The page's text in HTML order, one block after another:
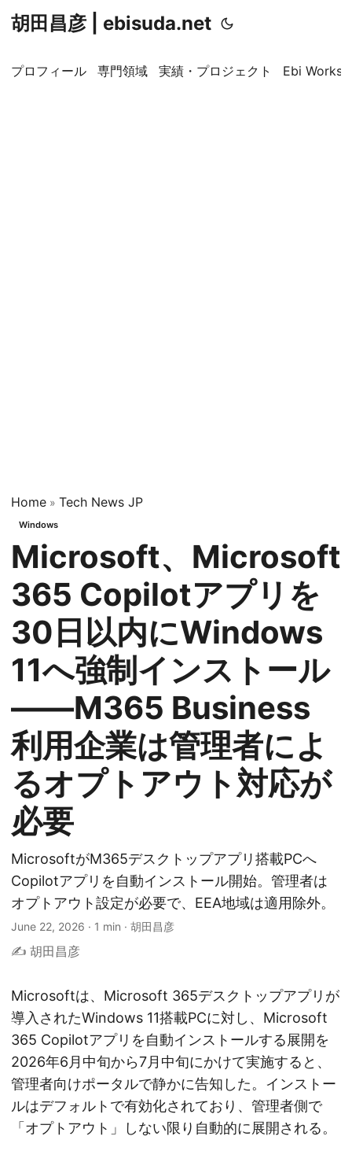
胡田昌彦 | ebisuda.net
プロフィール 専門領域 実績・プロジェクト Ebi
Home » Tech News JP
Windows
Microsoft、Microsoft
365 Copilotアプリを
30日以内にWindows
11へ強制インストール
——M365 Business
利用企業は管理者によ
るオプトアウト対応が
必要
MicrosoftがM365デスクトップアプリ搭載PCへ
Copilotアプリを自動インストール開始。管理者は
オプトアウト設定が必要で、EEA地域は適用除外。
June 22, 2026 · 1 min · 胡田昌彦
✍️ 胡田昌彦
Microsoftは、Microsoft 365デスクトップアプリが
導入されたWindows 11搭載PCに対し、Microsoft
365 Copilotアプリを自動インストールする展開を
2026年6月中旬から7月中旬にかけて実施すると、
管理者向けポータルで静かに告知した。インストー
ルはデフォルトで有効化されており、管理者側で
「オプトアウト」しない限り自動的に展開される。